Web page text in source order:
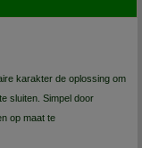
karakter de oplossing om
sluiten. Simpel door
op maat te